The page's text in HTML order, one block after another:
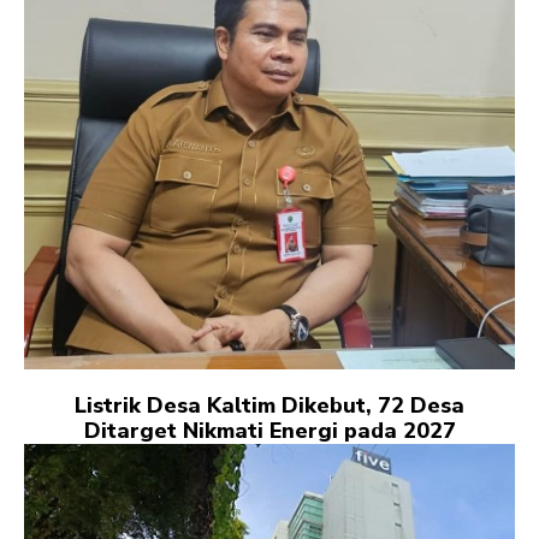
Listrik Desa Kaltim Dikebut, 72 Desa
Ditarget Nikmati Energi pada 2027